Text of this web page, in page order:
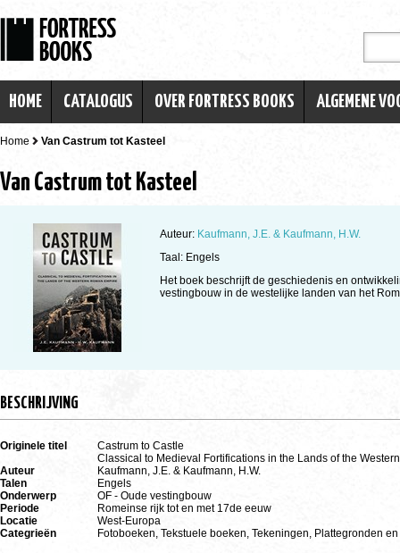
HOME CATALOGUS OVER FORTRESS BOOKS ALGEMENE
Home Van Castrum tot Kasteel
Van Castrum tot Kasteel
Auteur: Kaufmann, J.E. & Kaufmann, H.W.
Taal: Engels
Het boek beschrijft de geschiedenis en
vestingbouw in de westelijke landen van het
BESCHRIJVING
Originele titel
Castrum to Castle
Classical to Medieval Fortifications in the Lands of the
Auteur
Kaufmann, J.E. & Kaufmann, H.W.
Talen
Engels
Onderwerp
OF - Oude vestingbouw
Periode
Romeinse rijk tot en met 17de eeuw
Locatie
West-Europa
Categrieën
Fotoboeken, Tekstuele boeken, Tekeningen, Plattegronden